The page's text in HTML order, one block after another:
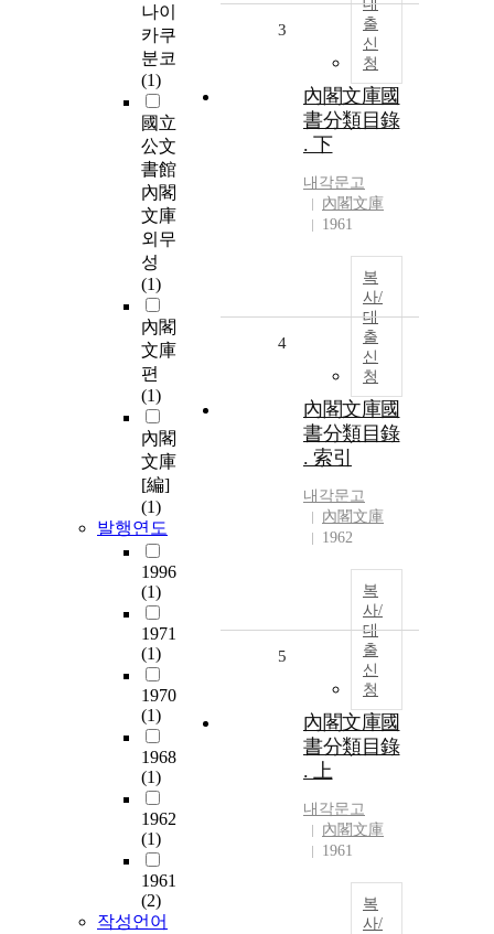
나이
카쿠
분코
(1)
國立
公文
書館
內閣
文庫
외무
성
(1)
內閣
文庫
편
(1)
內閣
文庫
[編]
(1)
발행연도
1996
(1)
1971
(1)
1970
(1)
1968
(1)
1962
(1)
1961
(2)
작성언어
대
출
신
청
3
內閣文庫國
書分類目錄
. 下
내각문고
內閣文庫
1961
복
사/
대
출
신
청
4
內閣文庫國
書分類目錄
. 索引
내각문고
內閣文庫
1962
복
사/
대
출
신
청
5
內閣文庫國
書分類目錄
. 上
내각문고
內閣文庫
1961
복
사/